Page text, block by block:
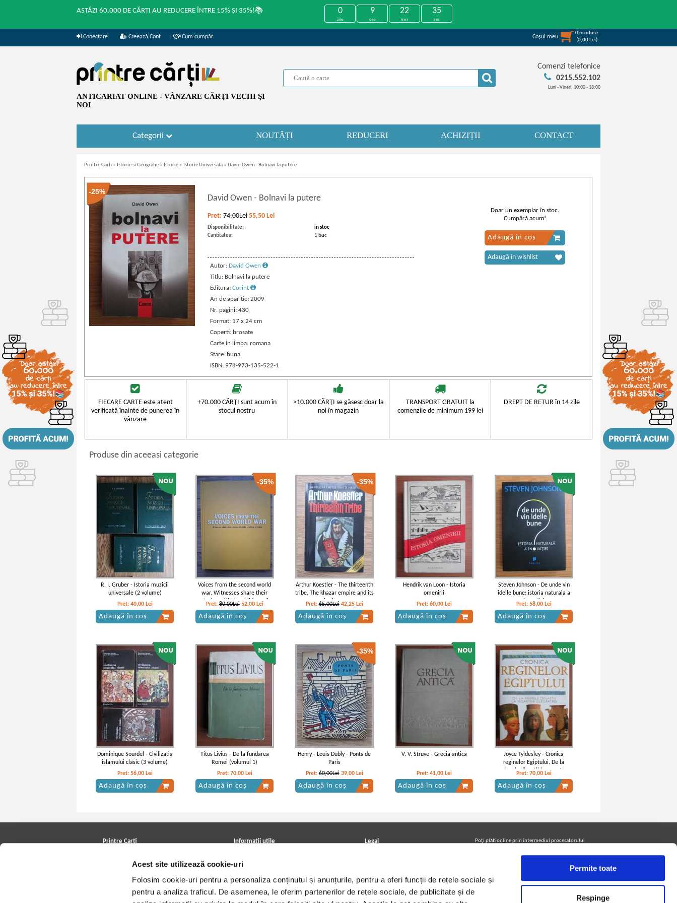
Acest site utilizează cookie-uri
Folosim cookie-uri pentru a personaliza conținutul și anunțurile, pentru a oferi funcții de rețele sociale și
pentru a analiza traficul. De asemenea, le oferim partenerilor de rețele sociale, de publicitate și de
Permite toate
Respinge
ASTĂZI 60.000 DE CĂRȚI AU REDUCERE ÎNTRE 15% ȘI 35%!📚 0
zile
9
ore
22
min
35
sec
Conectare Creează Cont Cum cumpăr Coşul meu
0produse
(0,00 Lei)
ANTICARIAT ONLINE - VÂNZARE CĂRŢI VECHI ŞI
NOI
Comenzi telefonice
0215.552.102
Luni - Vineri, 10:00 - 18:00
Categorii NOUTĂȚI REDUCERI ACHIZIȚII CONTACT
Printre Carti » Istorie si Geografie » Istorie » Istorie Universala » David Owen - Bolnavi la putere
-25%
David Owen - Bolnavi la putere
Pret:74,00Lei 55,50 Lei
Disponibilitate:
in stoc
Cantitatea:
1 buc
Autor: David Owen
Titlu: Bolnavi la putere
Editura: Corint
An de aparitie: 2009
Nr. pagini: 430
Format: 17 x 24 cm
Coperti: brosate
Carte in limba: romana
Stare: buna
ISBN: 978-973-135-522-1
Doar un exemplar în stoc.
Cumpără acum!
Adaugă în coș
Adaugă în wishlist
FIECARE CARTE este atent
verificată înainte de punerea în
vânzare
+70.000 CĂRŢI sunt acum în
stocul nostru
>10.000 CĂRŢI se găsesc doar la
noi în magazin
TRANSPORT GRATUIT la
comenzile de minimum 199 lei
DREPT DE RETUR în 14 zile
Produse din aceeasi categorie
R. I. Gruber - Istoria muzicii
universale (2 volume)
Pret: 40,00 Lei
Adaugă în coș
-35%
Voices from the second world
war. Witnesses share their
stories with the children of
today
Pret:80,00Lei 52,00 Lei
Adaugă în coș
-35%
Arthur Koestler - The thirteenth
tribe. The khazar empire and its
heritage
Pret:65,00Lei 42,25 Lei
Adaugă în coș
Hendrik van Loon - Istoria
omenirii
Pret: 60,00 Lei
Adaugă în coș
Steven Johnson - De unde vin
ideile bune: istoria naturala a
inovatiei
Pret: 58,00 Lei
Adaugă în coș
Dominique Sourdel - Civilizatia
islamului clasic (3 volume)
Pret: 56,00 Lei
Adaugă în coș
Titus Livius - De la fundarea
Romei (volumul 1)
Pret: 70,00 Lei
Adaugă în coș
-35%
Henry - Louis Dubly - Ponts de
Paris
Pret:60,00Lei 39,00 Lei
Adaugă în coș
V. V. Struve - Grecia antica
Pret: 41,00 Lei
Adaugă în coș
Joyce Tyldesley - Cronica
reginelor Egiptului. De la
primele dinastii la moartea
Cleopatrei
Pret: 70,00 Lei
Adaugă în coș
Printre Carti
Cele mai căutate cărți
Informatii utile
Achizitii viniluri, casete, CD/DVD
Cum cumpar?
Politica de livrare
Retur comenzi
Legal
Termeni si conditii
Utilizare cookie-uri
Poţi plăti online prin intermediul procesatorului
Urmăreşte-ne pe facebook pentru a fi la curent cu